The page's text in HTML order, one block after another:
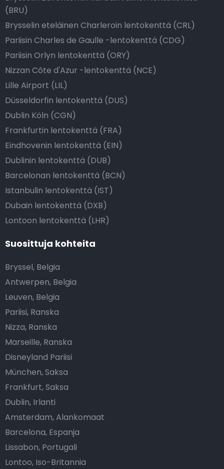
(BRU)
Brysselin eteläinen Charleroin lentokenttä (CRL)
Pariisin Charles de Gaulle -lentokenttä (CDG)
Pariisin Orlyn lentokenttä (ORY)
Nizzan Côte d'Azur -lentokenttä (NCE)
Lille Airport (LIL)
Düsseldorfin lentokenttä (DUS)
Dublin Köln (CGN)
Frankfurtin lentokenttä (FRA)
Eindhovenin lentokenttä (EIN)
Dublinin lentokenttä (DUB)
Barcelonan lentokenttä (BCN)
Istanbulin lentokenttä (IST)
Dubain lentokenttä (DXB)
Lontoon lentokenttä (LHR)
Suosittuja kohteita
Bryssel, Belgia
Antwerpen, Belgia
Leuven, Belgia
Pariisi, Ranska
Nizza, Ranska
Marseille, Ranska
Disneyland Pariisi
München, Saksa
Frankfurt, Saksa
Dublin, Irlanti
Amsterdam, Alankomaat
Barcelona, Espanja
Lissabon, Portugali
Lontoo, Iso-Britannia